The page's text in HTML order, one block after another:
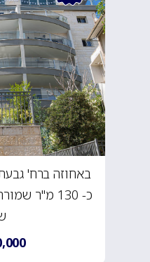
כ- 130 מ"ר